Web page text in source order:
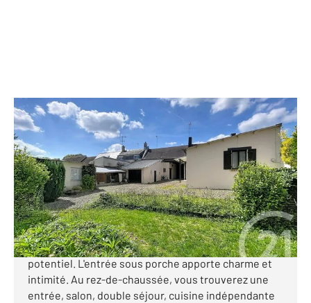
JAUX 60
154 m
, 5 pièces
Ref : 167
Maison à vendre
249 000 €
JAUX, venez découvrir cette charmante maison
offrant une véritable vie de plain-pied et un beau
potentiel. L'entrée sous porche apporte charme et
intimité. Au rez-de-chaussée, vous trouverez une
entrée, salon, double séjour, cuisine indépendante